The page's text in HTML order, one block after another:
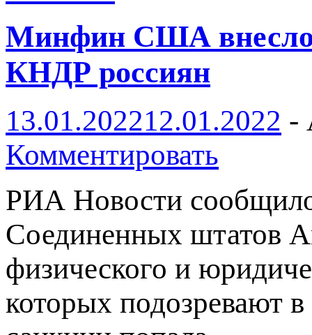
Минфин США внесло
КНДР россиян
13.01.202212.01.2022 -
Комментировать
РИА Новости
Соединенных штатов
физического и
которых подозревают